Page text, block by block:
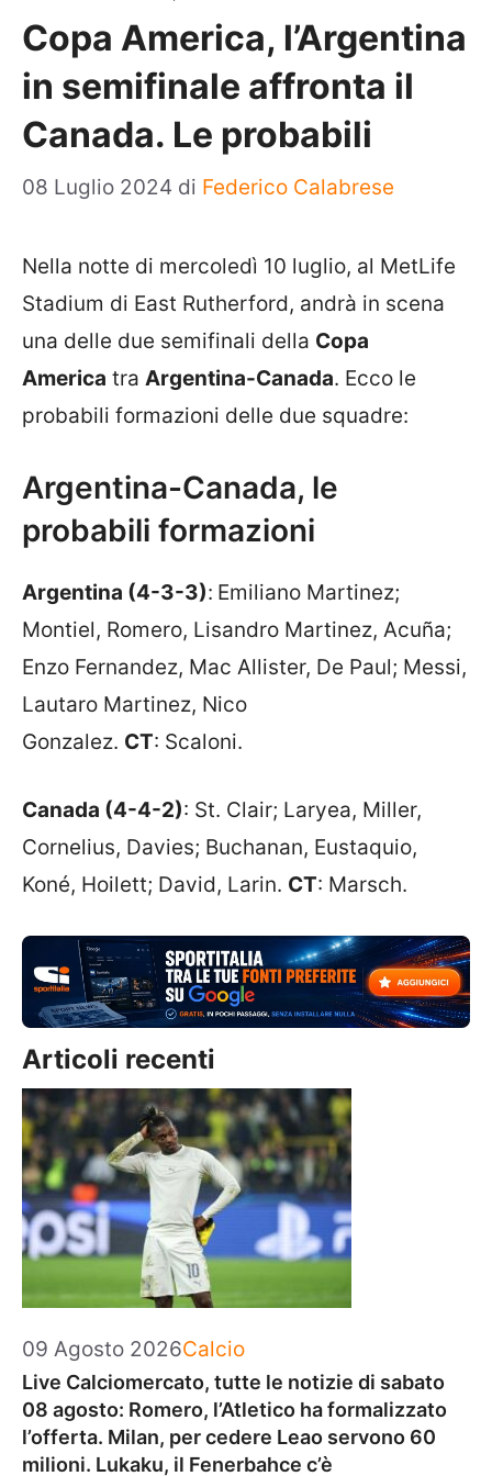
Copa America, l’Argentina
in semifinale affronta il
Canada. Le probabili
08 Luglio 2024 di Federico Calabrese
Nella notte di mercoledì 10 luglio, al MetLife
Stadium di East Rutherford, andrà in scena
una delle due semifinali della Copa
America tra Argentina-Canada. Ecco le
probabili formazioni delle due squadre:
Argentina-Canada, le
probabili formazioni
Argentina (4-3-3): Emiliano Martinez;
Montiel, Romero, Lisandro Martinez, Acuña;
Enzo Fernandez, Mac Allister, De Paul; Messi,
Lautaro Martinez, Nico
Gonzalez. CT: Scaloni.
Canada (4-4-2): St. Clair; Laryea, Miller,
Cornelius, Davies; Buchanan, Eustaquio,
Koné, Hoilett; David, Larin. CT: Marsch.
Articoli recenti
09 Agosto 2026Categorie
Calcio
Live Calciomercato, tutte le notizie di sabato
08 agosto: Romero, l’Atletico ha formalizzato
l’offerta. Milan, per cedere Leao servono 60
milioni. Lukaku, il Fenerbahce c’è